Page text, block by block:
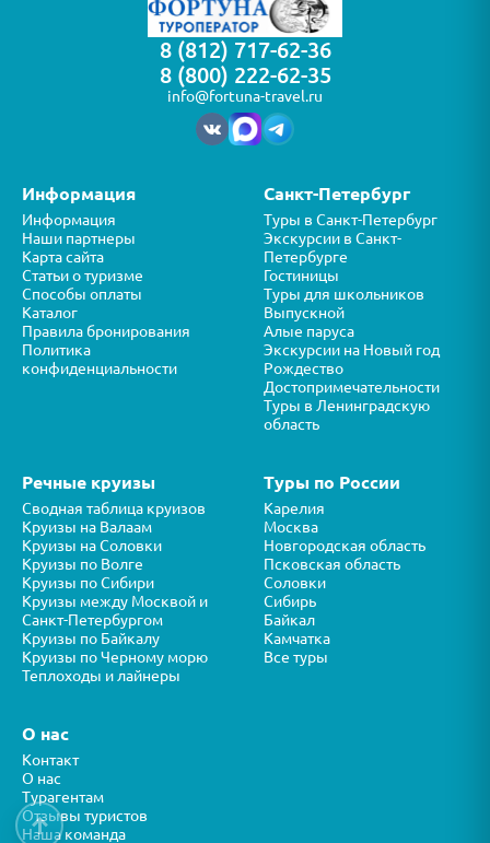
8 (812) 717-62-36
8 (800) 222-62-35
info@fortuna-travel.ru
Информация
Информация
Наши партнеры
Карта сайта
Статьи о туризме
Способы оплаты
Каталог
Правила бронирования
Политика
конфиденциальности
Санкт-Петербург
Туры в Санкт-Петербург
Экскурсии в Санкт-
Петербурге
Гостиницы
Туры для школьников
Выпускной
Алые паруса
Экскурсии на Новый год
Рождество
Достопримечательности
Туры в Ленинградскую
область
Речные круизы
Сводная таблица круизов
Круизы на Валаам
Круизы на Соловки
Круизы по Волге
Круизы по Сибири
Круизы между Москвой и
Санкт-Петербургом
Круизы по Байкалу
Круизы по Черному морю
Теплоходы и лайнеры
Туры по России
Карелия
Москва
Новгородская область
Псковская область
Соловки
Сибирь
Байкал
Камчатка
Все туры
О нас
Контакт
О нас
Турагентам
Отзывы туристов
Наша команда
↑